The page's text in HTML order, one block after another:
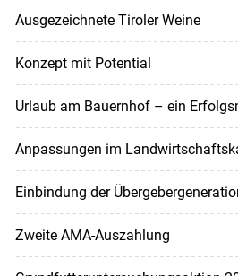
Ausgezeichnete Tiroler Weine
Konzept mit Potential
Urlaub am Bauernhof – ein
Anpassungen im
Einbindung der
Zweite AMA-Auszahlung